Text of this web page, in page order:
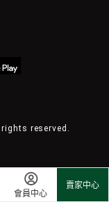
會員中心
賣家中心
reserved.